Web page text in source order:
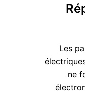
Les
ne